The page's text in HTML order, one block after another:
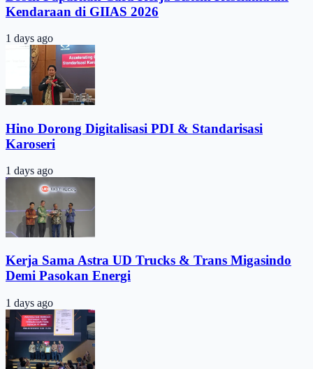
Kendaraan di GIIAS 2026
1 days ago
Hino Dorong Digitalisasi PDI & Standarisasi
Karoseri
1 days ago
Kerja Sama Astra UD Trucks & Trans Migasindo
Demi Pasokan Energi
1 days ago